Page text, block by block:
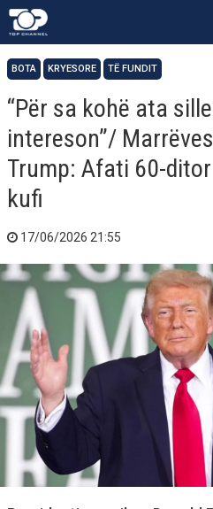
BOTA KRYESORE TË FUNDIT
“Për sa kohë ata
intereson”/
Trump: Afati 60-
kufi
17/06/2026 21:55